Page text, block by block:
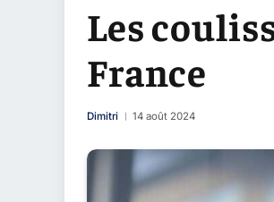
Les
France
Dimitri 14 août 2024